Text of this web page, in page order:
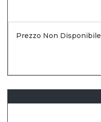
Prezzo Non Disponibile